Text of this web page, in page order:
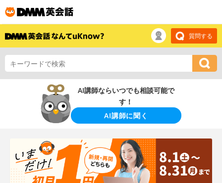
質問する
AI講師ならいつでも相談可能で
す！
AI講師に聞く